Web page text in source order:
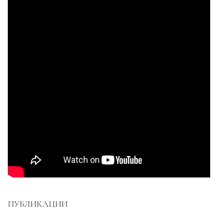
ПУБЛИКАЦИИ